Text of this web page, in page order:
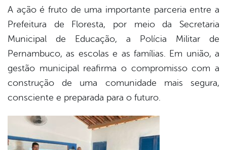
A ação é fruto de uma importante parceria entre a
Prefeitura de Floresta, por meio da Secretaria
Municipal de Educação, a Polícia Militar de
Pernambuco, as escolas e as famílias. Em união, a
gestão municipal reafirma o compromisso com a
construção de uma comunidade mais segura,
consciente e preparada para o futuro.